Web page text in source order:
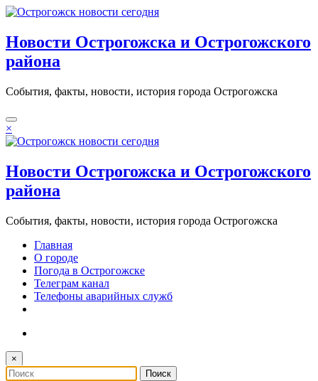
Перейти
содержимому
Новости Острогожска и Острогожского
района
События, факты, новости, история города Острогожска
×
Новости Острогожска и Острогожского
района
События, факты, новости, история города Острогожска
Главная
О городе
Погода в Острогожске
Телеграм канал
Телефоны аварийных служб
×